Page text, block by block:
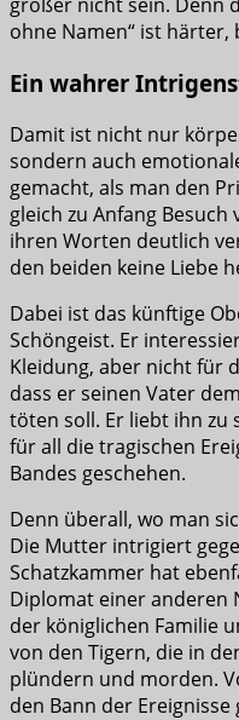
ohne Namen“ ist
Ein wahrer
Damit ist nicht nur
sondern auch
gemacht, als man den
gleich zu Anfang
ihren Worten deutlich
den beiden keine Liebe
Dabei ist das künftige
Schöngeist. Er
Kleidung, aber nicht für
dass er seinen Vater
töten soll. Er liebt ihn zu
für all die tragischen
Bandes geschehen.
Denn überall, wo man
Die Mutter intrigiert
Schatzkammer hat
Diplomat einer anderen
der königlichen Familie
von den Tigern, die in
plündern und morden.
den Bann der Ereignisse